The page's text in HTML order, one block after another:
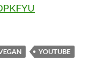
YOUTUBE